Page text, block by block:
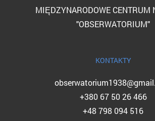
MIĘDZYNARODOWE CENTRUM
"OBSERWATORIUM"
KONTAKTY
+380 67 50 26 466
+48 798 094 516